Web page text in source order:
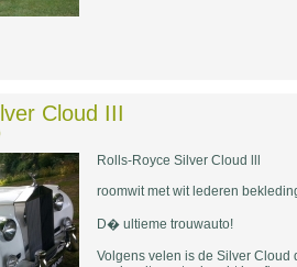
Cloud III
Rolls-Royce Silver Cloud lll
roomwit met wit lederen
D� ultieme trouwauto!
Volgens velen is de Silver